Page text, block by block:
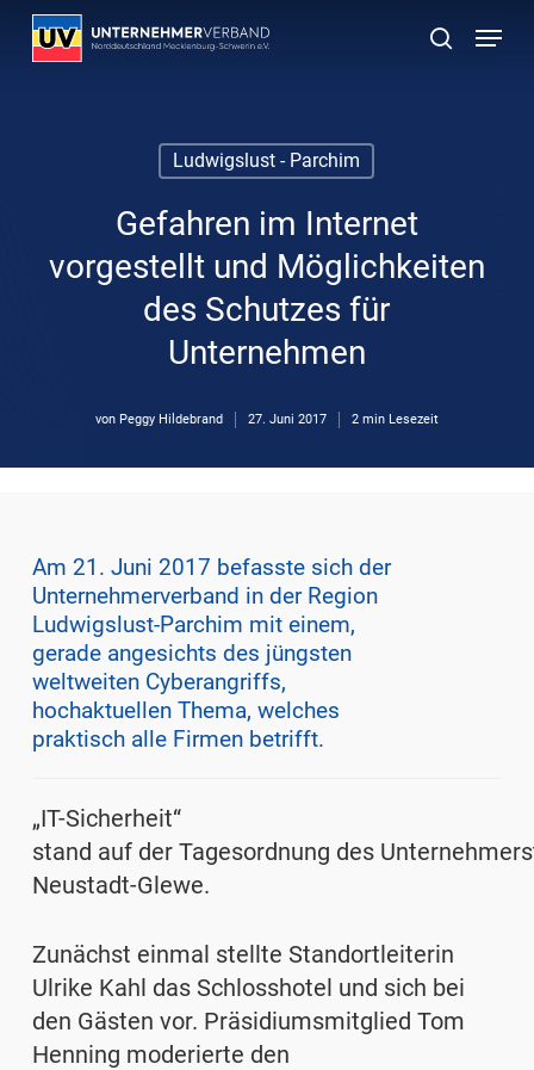
Skip
suchen
Menu
Ludwigslust - Parchim
Gefahren im Internet
vorgestellt und Möglichkeiten
des Schutzes für
Unternehmen
von Peggy Hildebrand 27. Juni 2017 2 min Lesezeit
Am 21. Juni 2017 befasste sich der
Unternehmerverband in der Region
Ludwigslust-Parchim mit einem,
gerade angesichts des jüngsten
weltweiten Cyberangriffs,
hochaktuellen Thema, welches
praktisch alle Firmen betrifft.
„IT-Sicherheit“
stand auf der Tagesordnung des
Neustadt-Glewe.
Zunächst einmal stellte Standortleiterin
Ulrike Kahl das Schlosshotel und sich bei
den Gästen vor. Präsidiumsmitglied Tom
Henning moderierte den